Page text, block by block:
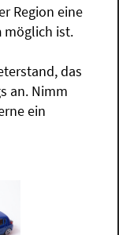
Region eine
möglich ist.
das
an. Nimm
ein